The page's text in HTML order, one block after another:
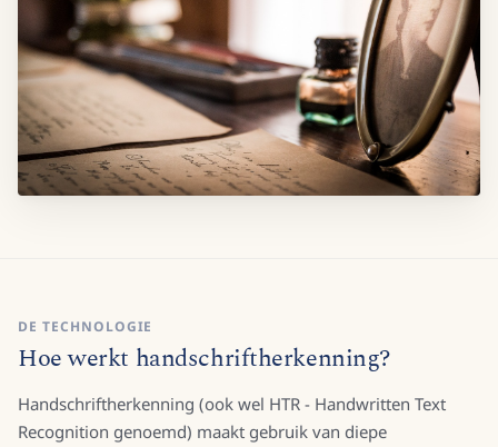
DE TECHNOLOGIE
Hoe werkt handschriftherkenning?
Handschriftherkenning (ook wel HTR - Handwritten Text
Recognition genoemd) maakt gebruik van diepe